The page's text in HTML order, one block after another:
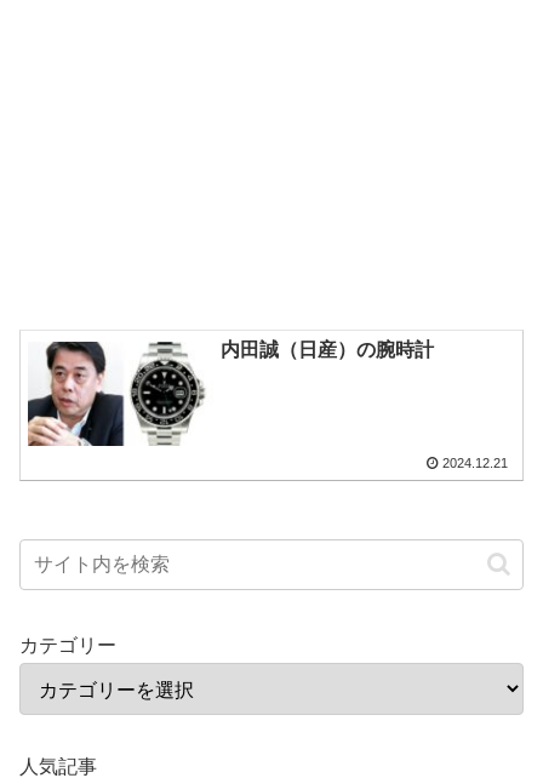
内田誠（日産）の腕時計
2024.12.21
カテゴリー
人気記事